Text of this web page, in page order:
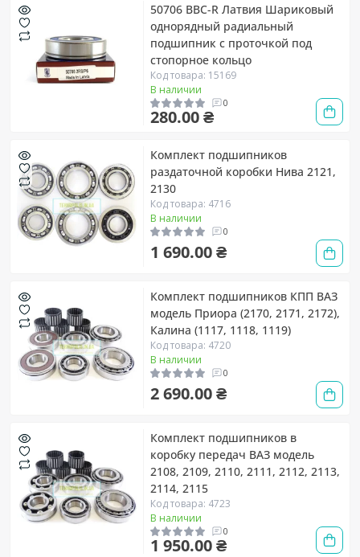
50706 BBC-R Латвия Шариковый
однорядный радиальный
подшипник c проточкой под
стопорное кольцо
Код товара: 15169
В наличии
0
280.00 ₴
Комплект подшипников
раздаточной коробки Нива 2121,
2130
Код товара: 4716
В наличии
0
1 690.00 ₴
Комплект подшипников КПП ВАЗ
модель Приора (2170, 2171, 2172),
Калина (1117, 1118, 1119)
Код товара: 4720
В наличии
0
2 690.00 ₴
Комплект подшипников в
коробку передач ВАЗ модель
2108, 2109, 2110, 2111, 2112, 2113,
2114, 2115
Код товара: 4723
В наличии
0
1 950.00 ₴